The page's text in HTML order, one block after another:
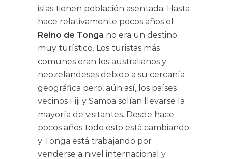
islas tienen población asentada. Hasta
hace relativamente pocos años el
Reino de Tonga no era un destino
muy turístico. Los turistas más
comunes eran los australianos y
neozelandeses debido a su cercanía
geográfica pero, aún así, los países
vecinos Fiji y Samoa solían llevarse la
mayoría de visitantes. Desde hace
pocos años todo esto está cambiando
y Tonga está trabajando por
venderse a nivel internacional y